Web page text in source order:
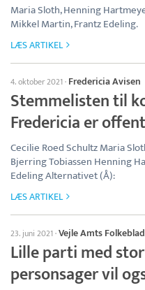
Maria Sloth, Henning
Mikkel Martin, Frantz Edeling.
LÆS ARTIKEL
4. oktober 2021· Fredericia Avisen
Stemmelisten til
Fredericia er
Cecilie Roed Schultz Maria
Bjerring Tobiassen Henning
Edeling Alternativet (Å):
LÆS ARTIKEL
23. juni 2021·Vejle Amts Folkeblad
Lille parti med
personsager vil